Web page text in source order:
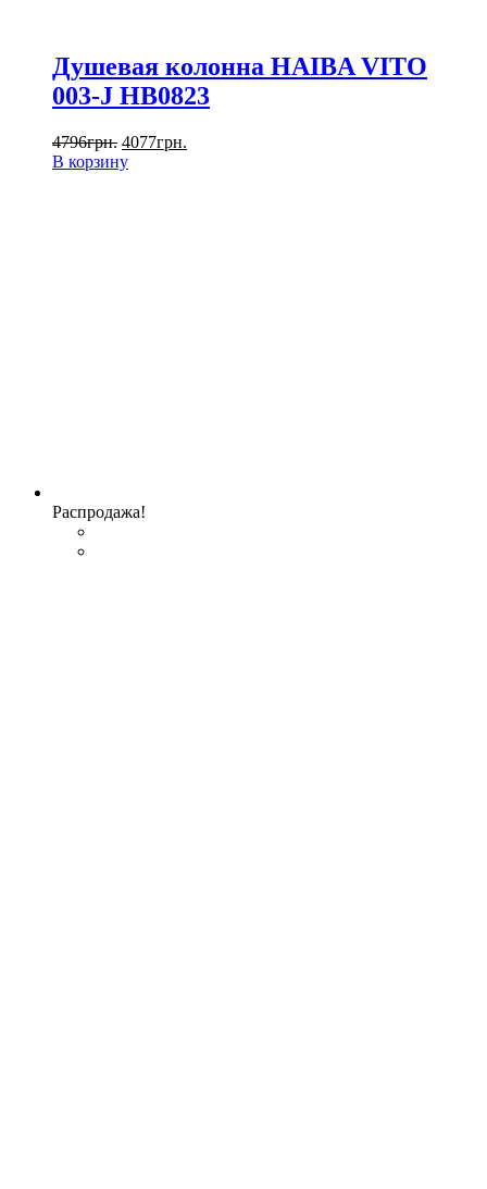
Душевая колонна HAIBA VITO
003-J HB0823
4796грн. 4077грн.
В корзину
Распродажа!